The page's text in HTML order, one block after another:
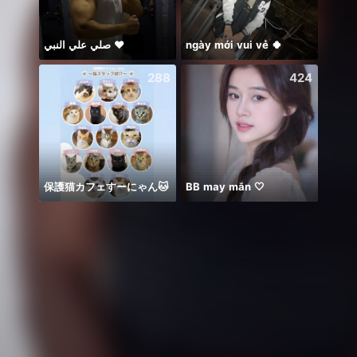
صلي علي النبي ♥️ ngày mới vui vẻ 🍀
288
保護猫カフェすーにゃん🐱
424
BB may mắn 🤍